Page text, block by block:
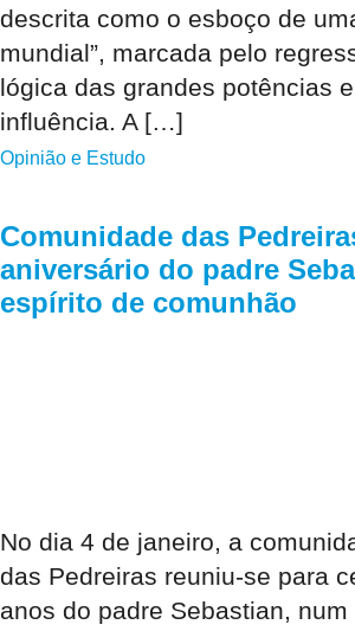
descrita como o esboço de
mundial”, marcada pelo
lógica das grandes potências
influência. A […]
Opinião e Estudo
Comunidade das
aniversário do padre
espírito de comunhão
No dia 4 de janeiro, a
das Pedreiras reuniu-se para
anos do padre Sebastian, num